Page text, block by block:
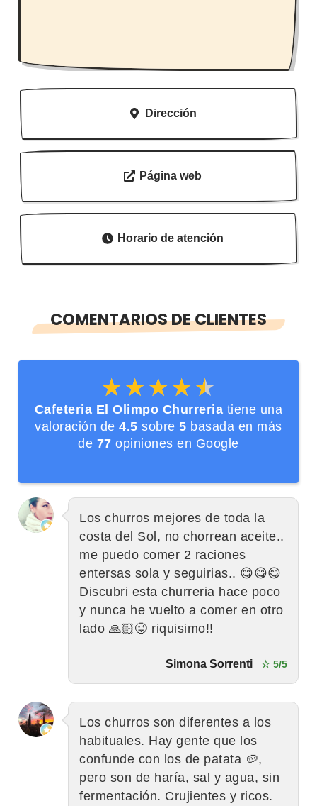
Dirección
Página web
Horario de atención
COMENTARIOS DE CLIENTES
★★★★★
★★★★★
Cafeteria El Olimpo Churreria tiene una
valoración de4.5 sobre5 basada en más
de 77 opiniones en Google
Los churros mejores de toda la
costa del Sol, no chorrean aceite..
me puedo comer 2 raciones
entersas sola y seguirias.. 😋😋😋
Discubri esta churreria hace poco
y nunca he vuelto a comer en otro
lado 🙏🏻😜 riquisimo!!
Simona Sorrenti ☆ 5/5
Los churros son diferentes a los
habituales. Hay gente que los
confunde con los de patata 🥔,
pero son de haría, sal y agua, sin
fermentación. Crujientes y ricos.